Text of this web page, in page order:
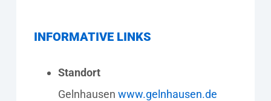
INFORMATIVE LINKS
Standort
Gelnhausen www.gelnhausen.de